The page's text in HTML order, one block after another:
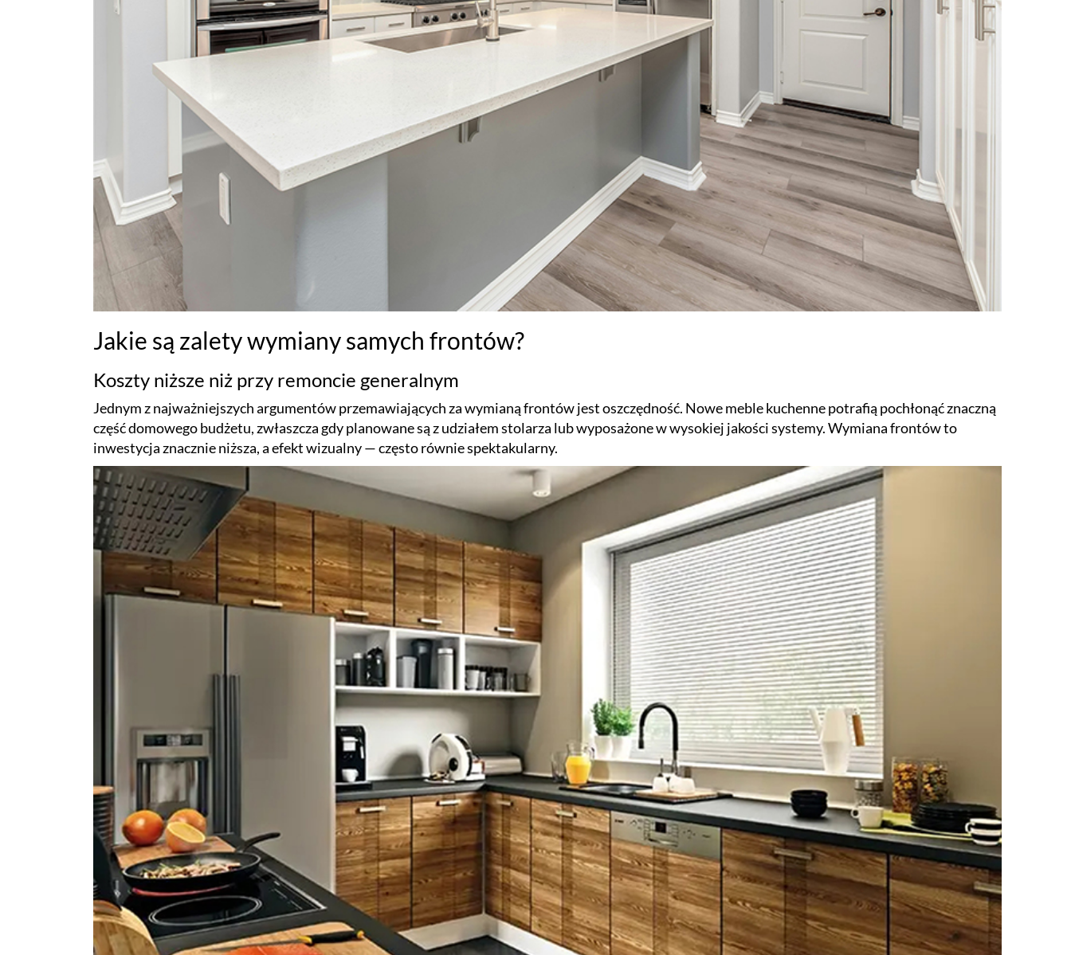
Jakie są zalety wymiany samych frontów?
Koszty niższe niż przy remoncie generalnym
Jednym z najważniejszych argumentów przemawiających za wymianą frontów jest oszczędność. Nowe meble kuchenne potrafią pochłonąć znaczną
część domowego budżetu, zwłaszcza gdy planowane są z udziałem stolarza lub wyposażone w wysokiej jakości systemy. Wymiana frontów to
inwestycja znacznie niższa, a efekt wizualny — często równie spektakularny.